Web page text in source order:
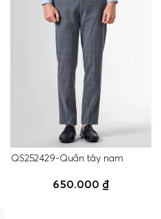
QS252429-Quần tây nam
650.000 ₫